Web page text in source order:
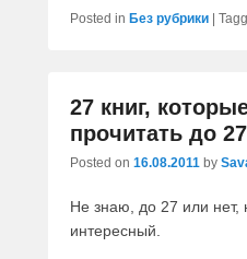
Posted in Без рубрики
27 книг,
прочитать до
Posted on 16.08.2011 by
Не знаю, до 27 или нет,
интересный.